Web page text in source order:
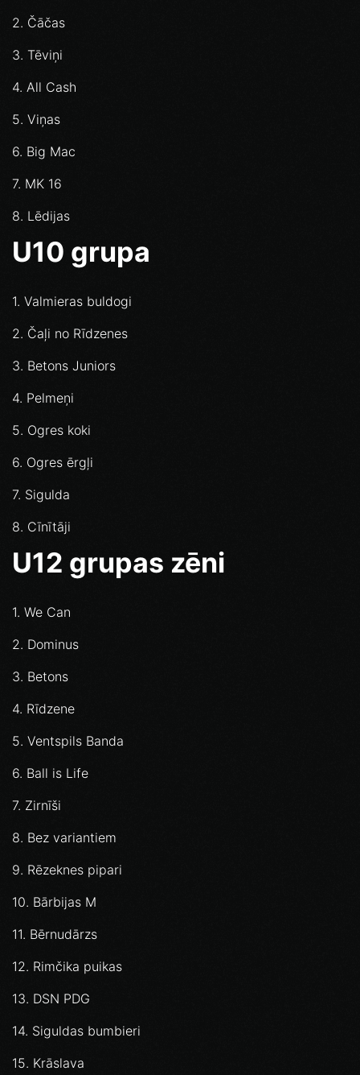
2. Čāčas
3. Tēviņi
4. All Cash
5. Viņas
6. Big Mac
7. MK 16
8. Lēdijas
U10 grupa
1. Valmieras buldogi
2. Čaļi no Rīdzenes
3. Betons Juniors
4. Pelmeņi
5. Ogres koki
6. Ogres ērgļi
7. Sigulda
8. Cīnītāji
U12 grupas zēni
1. We Can
2. Dominus
3. Betons
4. Rīdzene
5. Ventspils Banda
6. Ball is Life
7. Zirnīši
8. Bez variantiem
9. Rēzeknes pipari
10. Bārbijas M
11. Bērnudārzs
12. Rimčika puikas
13. DSN PDG
14. Siguldas bumbieri
15. Krāslava